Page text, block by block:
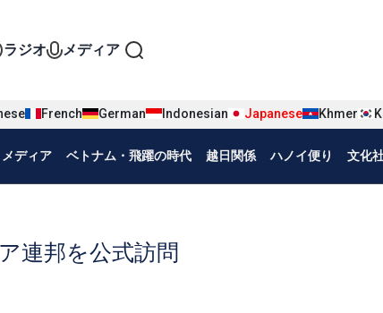
phương tiện tiếng Nhật
ラジオ メディア
French German Indonesian Japanese Khmer
nhật
メディア ベトナム・飛躍の時代 越日関係 ハノイ便り 文化
連邦を公式訪問